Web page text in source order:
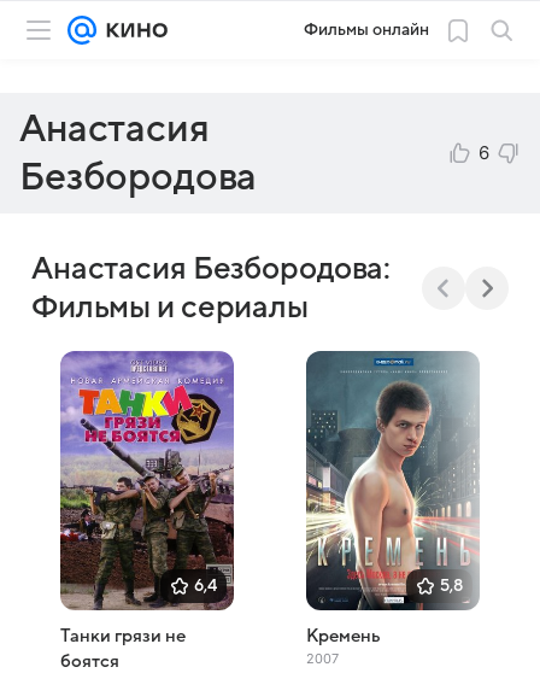
Фильмы онлайн
Анастасия
Безбородова
6
Анастасия Безбородова:
Фильмы и сериалы
6,4
Танки грязи не
боятся
5,8
Кремень
2007